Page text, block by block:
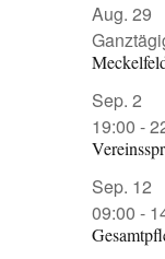
Aug. 29
Sep. 2
19:00 -
Sep. 12
09:00 -